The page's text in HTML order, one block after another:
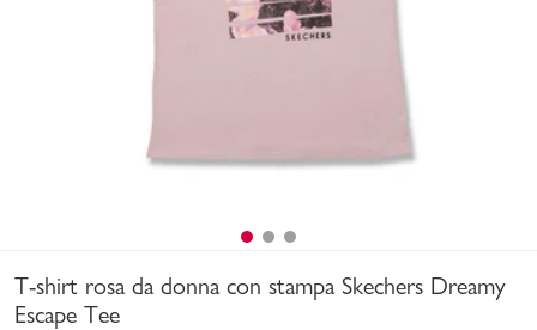
Bambino
T-shirt rosa da donna con stampa Skechers Dreamy
Escape Tee